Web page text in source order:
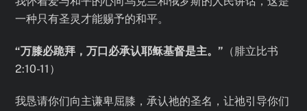
一种只有圣灵才能赐予的和平。
“万膝必跪拜，万口必承认耶稣基督是主。” （腓立比书
2:10-11）
我恳请你们向主谦卑屈膝，承认祂的圣名，让祂引导你们